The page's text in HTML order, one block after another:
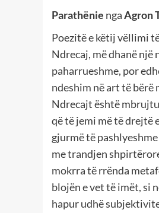
Parathënie ngaAgron
Poezitë e këtij vëllimi
Ndrecaj, më dhanë një
paharrueshme, por
ndeshim në art të bërë
Ndrecajt është
që të jemi më të drejtë
gjurmë të
me trandjen
mokrra të rrënda
blojën e vet të imët, si
hapur udhë